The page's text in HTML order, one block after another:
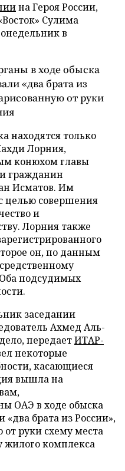
на Героя России,
Сулима
в
в ходе обыска
«два брата из
от руки
находятся только
Лорния,
конюхом главы
гражданин
Исматов. Им
целью совершения
и
Лорния также
он, по данным
подсудимых
заседании
Ахмед Аль-
передаетИТАР-
некоторые
касающиеся
вышла на
ОАЭ в ходе обыска
брата из России»,
руки схему места
жилого комплекса